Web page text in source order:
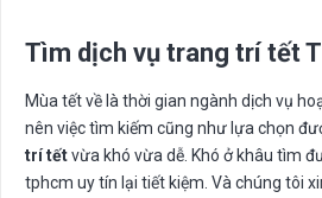
Tìm dịch vụ trang trí tết
Mùa tết về là thời gian ngành dịch vụ
nên việc tìm kiếm cũng như lựa chọn
trí tếtvừa khó vừa dễ. Khó ở khâu tìm
tphcm uy tín lại tiết kiệm. Và chúng tôi